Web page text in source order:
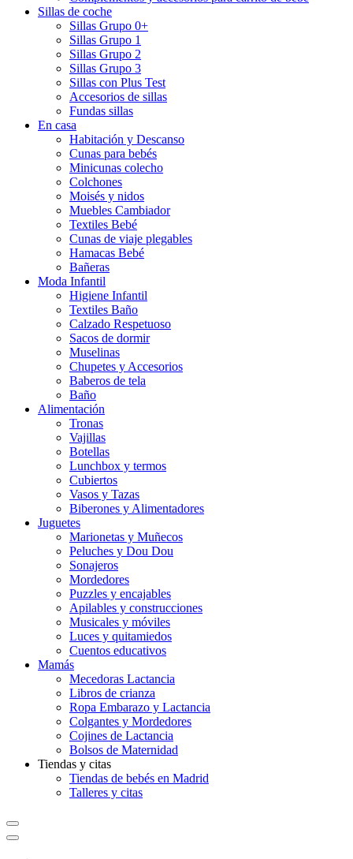
Sillas de coche
Sillas Grupo 0+
Sillas Grupo 1
Sillas Grupo 2
Sillas Grupo 3
Sillas con Plus Test
Accesorios de sillas
Fundas sillas
En casa
Habitación y Descanso
Cunas para bebés
Minicunas colecho
Colchones
Moisés y nidos
Muebles Cambiador
Textiles Bebé
Cunas de viaje plegables
Hamacas Bebé
Bañeras
Moda Infantil
Higiene Infantil
Textiles Baño
Calzado Respetuoso
Sacos de dormir
Muselinas
Chupetes y Accesorios
Baberos de tela
Baño
Alimentación
Tronas
Vajillas
Botellas
Lunchbox y termos
Cubiertos
Vasos y Tazas
Biberones y Alimentadores
Juguetes
Marionetas y Muñecos
Peluches y Dou Dou
Sonajeros
Mordedores
Puzzles y encajables
Apilables y construcciones
Musicales y móviles
Luces y quitamiedos
Cuentos educativos
Mamás
Mecedoras Lactancia
Libros de crianza
Ropa Embarazo y Lactancia
Colgantes y Mordedores
Cojines de Lactancia
Bolsos de Maternidad
Tiendas y citas
Tiendas de bebés en Madrid
Talleres y citas